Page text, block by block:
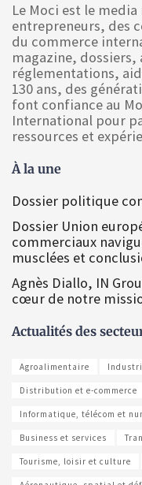
Le Moci est le media
entrepreneurs, des
du commerce
magazine,
réglementations,
130 ans, des
font confiance au
International pour
ressources et
À la une
Dossier politique
Dossier Union
commerciaux
musclées et
Agnès Diallo, IN
cœur de notre
Actualités des
Agroalimentaire
Distribution et e-commerce
Informatique, télécom et
Business et services
Tourisme, loisir et culture